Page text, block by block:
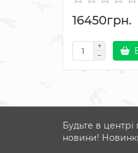
16450грн.
Будьте в центрі
новини!